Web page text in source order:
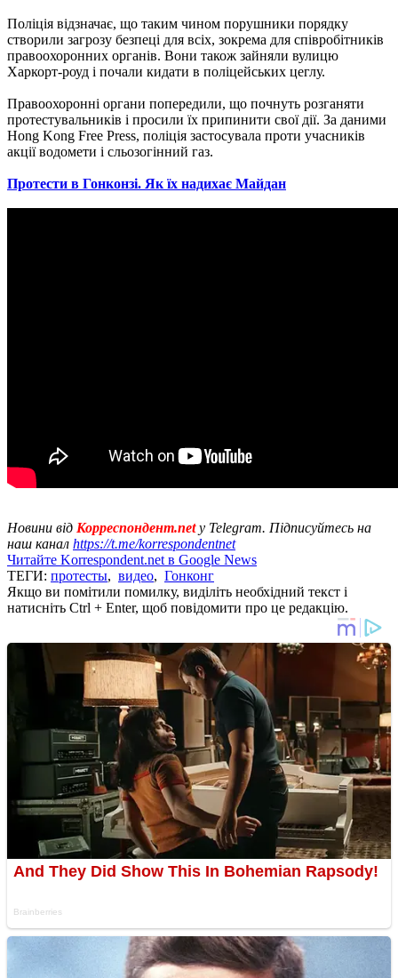
Поліція відзначає, що таким чином порушники порядку
створили загрозу безпеці для всіх, зокрема для співробітників
правоохоронних органів. Вони також зайняли вулицю
Харкорт-роуд і почали кидати в поліцейських цеглу.
Правоохоронні органи попередили, що почнуть розганяти
протестувальників і просили їх припинити свої дії. За даними
Hong Kong Free Press, поліція застосувала проти учасників
акції водомети і сльозогінний газ.
Протести в Гонконзі. Як їх надихає Майдан
Новини від Корреспондент.netу Telegram. Підписуйтесь на
наш канал https://t.me/korrespondentnet
Читайте Korrespondent.net в Google News
ТЕГИ: протесты, видео, Гонконг
Якщо ви помітили помилку, виділіть необхідний текст і
натисніть Ctrl + Enter, щоб повідомити про це редакцію.